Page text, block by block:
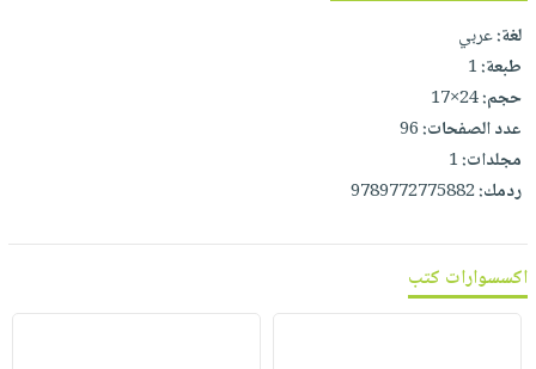
انشر
كتابك
تواصل
معنا
لغة:عربي
طبعة:1
حجم:24×17
عدد الصفحات:96
مجلدات:1
ردمك:9789772775882
اكسسوارات كتب